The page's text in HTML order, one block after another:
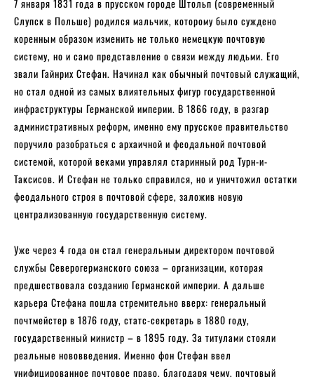
7 января 1831 года в прусском городе Штольп (современный
Слупск в Польше) родился мальчик, которому было суждено
коренным образом изменить не только немецкую почтовую
систему, но и само представление о связи между людьми. Его
звали Гайнрих Стефан. Начинал как обычный почтовый служащий,
но стал одной из самых влиятельных фигур государственной
инфраструктуры Германской империи. В 1866 году, в разгар
административных реформ, именно ему прусское правительство
поручило разобраться с архаичной и феодальной почтовой
системой, которой веками управлял старинный род Турн-и-
Таксисов. И Стефан не только справился, но и уничтожил остатки
феодального строя в почтовой сфере, заложив новую
централизованную государственную систему.
Уже через 4 года он стал генеральным директором почтовой
службы Северогерманского союза – организации, которая
предшествовала созданию Германской империи. А дальше
карьера Стефана пошла стремительно вверх: генеральный
почтмейстер в 1876 году, статс-секретарь в 1880 году,
государственный министр – в 1895 году. За титулами стояли
реальные нововведения. Именно фон Стефан ввел
унифицированное почтовое право, благодаря чему, почтовый